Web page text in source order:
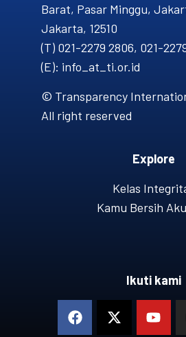
Barat, Pasar Minggu,
Jakarta, 12510
(T) 021-2279 2806, 021-
(E): info_at_ti.or.id
© Transparency
All right reserved
Explore
Kelas
Kamu Bersih
Ikuti kami